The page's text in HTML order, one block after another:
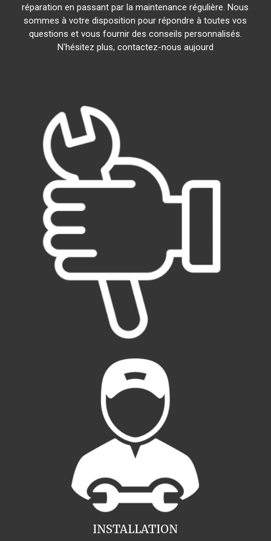
réparation en passant par la maintenance régulière. Nous
sommes à votre disposition pour répondre à toutes vos
questions et vous fournir des conseils personnalisés.
N'hésitez plus, contactez-nous aujourd
INSTALLATION